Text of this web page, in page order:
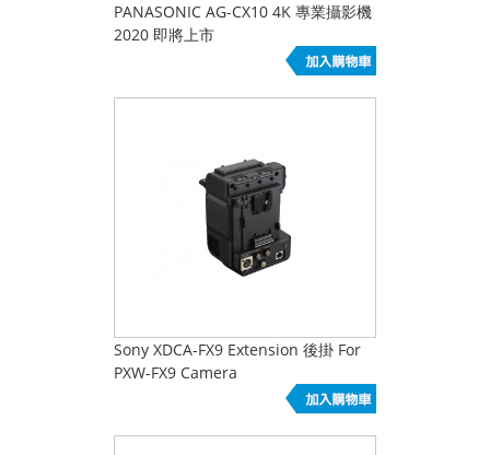
PANASONIC AG-CX10 4K 專業攝影機
2020 即將上市
Sony XDCA-FX9 Extension 後掛 For
PXW-FX9 Camera